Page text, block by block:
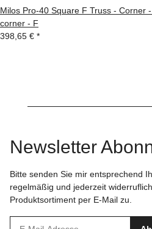
Milos Pro-40 Square F Truss - Corner
corner - F
398,65 € *
Newsletter
Bitte senden Sie mir entsprechend
regelmäßig und jederzeit
Produktsortiment per E-Mail zu.